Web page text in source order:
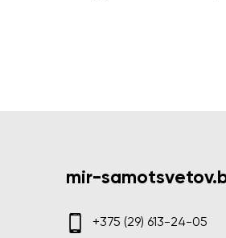
mir-
+375 (29) 613-24-05